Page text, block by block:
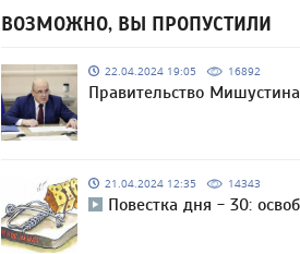
ВОЗМОЖНО, ВЫ ПРОПУСТИЛИ
22.04.2024 19:05 16892
Правительство
21.04.2024 12:35 14343
Повестка дня - 30: